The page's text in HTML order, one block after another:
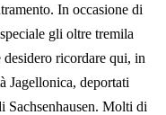
In occasione di
gli oltre tremila
ricordare qui, in
Jagellonica, deportati
Sachsenhausen. Molti di